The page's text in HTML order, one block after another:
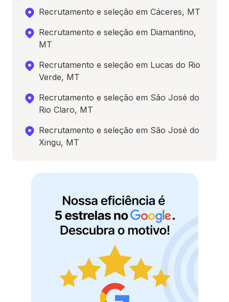
Recrutamento e seleção em Cáceres, MT
Recrutamento e seleção em Diamantino,
MT
Recrutamento e seleção em Lucas do Rio
Verde, MT
Recrutamento e seleção em São José do
Rio Claro, MT
Recrutamento e seleção em São José do
Xingu, MT